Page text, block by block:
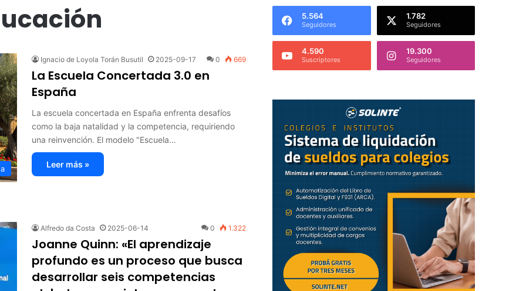
Ignacio de Loyola Torán Busutil 2025-09-17 0 669
La Escuela Concertada 3.0 en
España
La escuela concertada en España enfrenta desafíos
como la baja natalidad y la competencia, requiriendo
una reinvención. El modelo "Escuela…
Leer más »
Alfredo da Costa 2025-06-14 0 1.322
Joanne Quinn: «El aprendizaje
profundo es un proceso que busca
desarrollar seis competencias
5.564
Seguidores
1.782
Seguidores
4.590
Suscriptores
19.300
Seguidores